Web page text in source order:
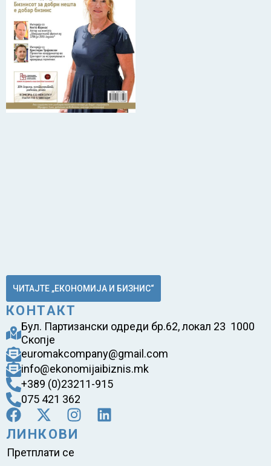
ЧИТАЈТЕ „ЕКОНОМИЈА И БИЗНИС“
КОНТАКТ
Бул. Партизански одреди бр.62, локал 23 1000
Скопје
euromakcompany@gmail.com
info@ekonomijaibiznis.mk
+389 (0)23211-915
075 421 362
ЛИНКОВИ
Претплати се